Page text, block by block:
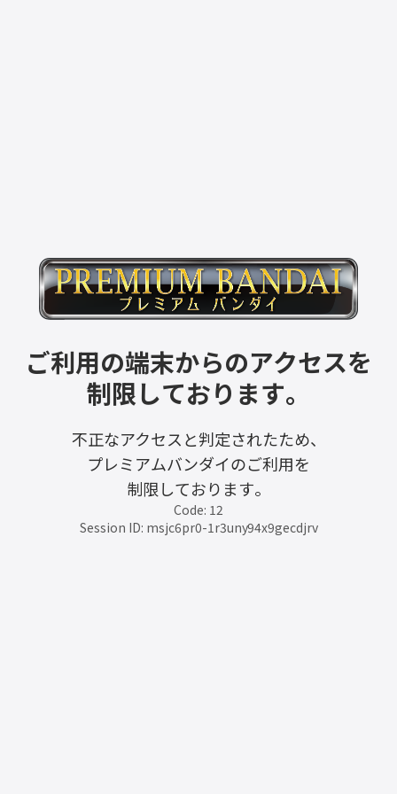
ご利用の端末からのアクセスを
制限しております。
不正なアクセスと判定されたため、
プレミアムバンダイのご利用を
制限しております。
Code: 12
Session ID: msjc6pr0-1r3uny94x9gecdjrv